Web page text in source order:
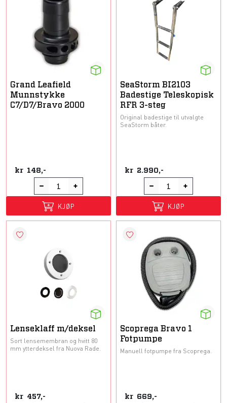
Grand Leafield
Munnstykke
C7/D7/Bravo 2000
kr 148,-
KJØP
SeaStorm BI2103
Badestige Teleskopisk
RFR 3-steg
Original badestige til utvalgte
SeaStorm båter.
kr 2.990,-
KJØP
Lenseklaff m/deksel
Sort lensemembran og hvitt 80
mm ytterdeksel fra Nuova Rade.
kr 457,-
Scoprega Bravo 1
Fotpumpe
Manuell fotpumpe fra Scoprega.
kr 669,-